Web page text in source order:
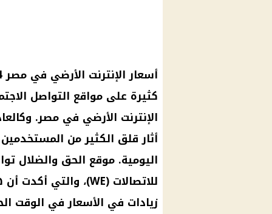
أسعار الإنترنت الأرضي في مصر 2024… في الساعات الأخيرة، انتشرت
كثيرة على مواقع التواصل
الإنترنت الأرضي في مصر.
أثار قلق الكثير من
اليومية. موقع الحق والضلال
للاتصالات (WE)، والتي أكدت أن هذه
زيادات في الأسعارفي الوقت